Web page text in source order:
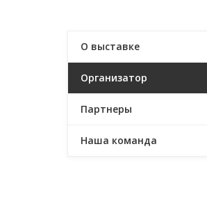
О выставке
Организатор
Партнеры
Наша команда